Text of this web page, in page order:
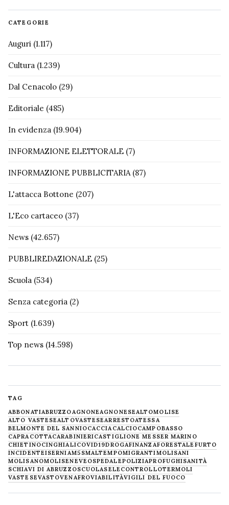
CATEGORIE
Auguri (1.117)
Cultura (1.239)
Dal Cenacolo (29)
Editoriale (485)
In evidenza (19.904)
INFORMAZIONE ELETTORALE (7)
INFORMAZIONE PUBBLICITARIA(87)
L'attacca Bottone (207)
L'Eco cartaceo (37)
News (42.657)
PUBBLIREDAZIONALE (25)
Scuola (534)
Senza categoria (2)
Sport (1.639)
Top news (14.598)
TAG
ABBONATIABRUZZOAGNONEAGNONESEALTOMOLISE
ALTO VASTESEALTOVASTESEARRESTOATESSA
BELMONTE DEL SANNIOCACCIACALCIOCAMPOBASSO
CAPRACOTTACARABINIERICASTIGLIONE MESSER MARINO
CHIETINOCINGHIALICOVID19DROGAFINANZAFORESTALE FURTO
INCIDENTEISERNIAM5SMALTEMPOMIGRANTIMOLISANI
MOLISANOMOLISENEVE OSPEDALEPOLIZIAPROFUGHISANITÀ
SCHIAVI DI ABRUZZOSCUOLASELECONTROLLOTERMOLI
VASTESEVASTOVENAFROVIABILITÀVIGILI DEL FUOCO